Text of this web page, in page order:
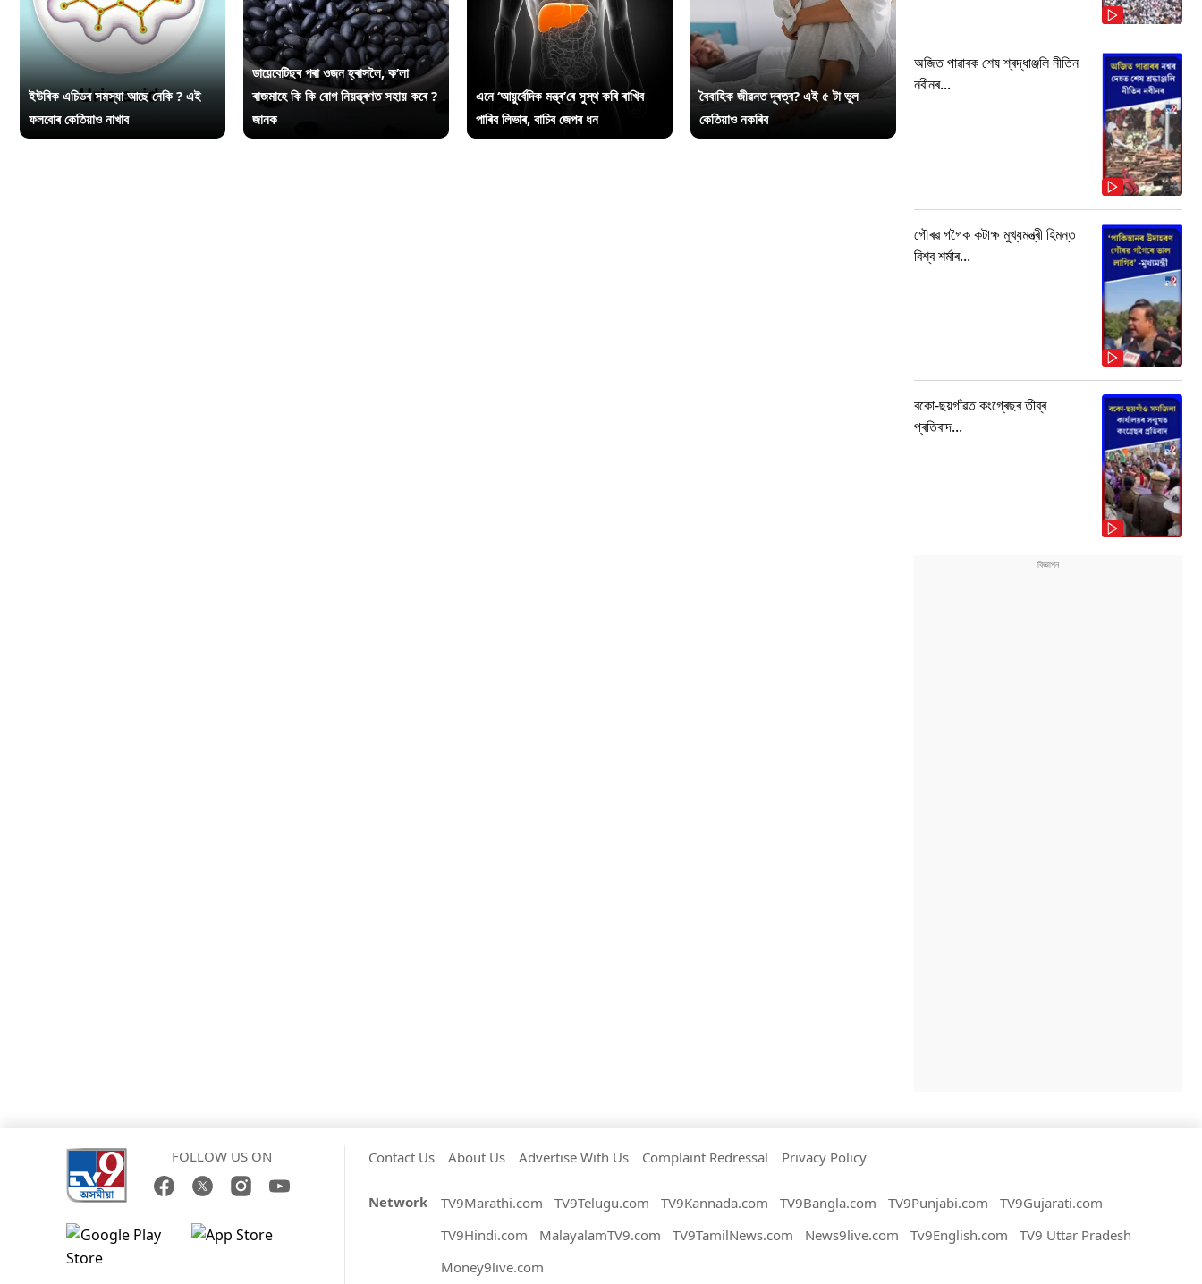
ইউৰিক এচিডৰ সমস্যা আছে নেকি ? এই
ফলবোৰ কেতিয়াও নাখাব
ডায়েবেটিছৰ পৰা ওজন হ্ৰাসলৈ, ক’লা
ৰাজমাহে কি কি ৰোগ নিয়ন্ত্ৰণত সহায় কৰে ?
জানক
এনে ‘আয়ুৰ্বেদিক মন্ত্ৰ’ৰে সুস্থ কৰি ৰাখিব
পাৰিব লিভাৰ, বাচিব জেপৰ ধন
বৈবাহিক জীৱনত দূৰত্ব? এই ৫ টা ভুল
কেতিয়াও নকৰিব
অজিত পাৱাৰক শেষ শ্ৰদ্ধাঞ্জলি নীতিন
নবীনৰ...
গৌৰৱ গগৈক কটাক্ষ মুখ্যমন্ত্ৰী হিমন্ত
বিশ্ব শৰ্মাৰ...
বকো-ছয়গাঁৱত কংগ্ৰেছৰ তীব্ৰ
প্ৰতিবাদ...
FOLLOW US ON Contact Us About Us Advertise With Us Complaint Redressal Privacy Policy
Network TV9Marathi.com TV9Telugu.com TV9Kannada.com TV9Bangla.com TV9Punjabi.com
TV9Gujarati.com
TV9Hindi.com
MalayalamTV9.com TV9TamilNews.com News9live.com Tv9English.com
TV9 Uttar Pradesh
Money9live.com